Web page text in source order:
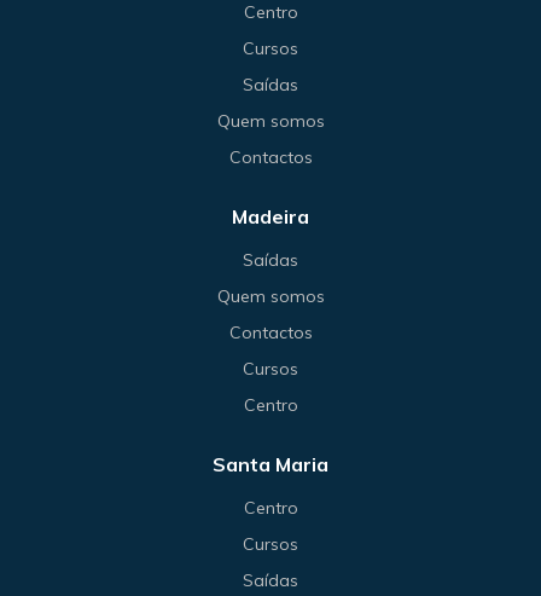
Centro
Cursos
Saídas
Quem somos
Contactos
Madeira
Saídas
Quem somos
Contactos
Cursos
Centro
Santa Maria
Centro
Cursos
Saídas